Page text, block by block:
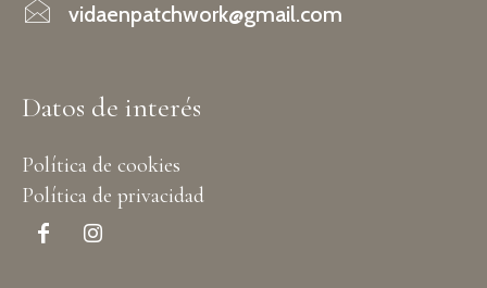
vidaenpatchwork@gmail.com
Datos de interés
Política de cookies
Política de privacidad